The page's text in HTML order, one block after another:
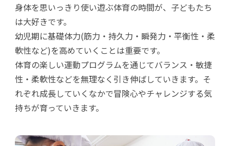
身体を思いっきり使い遊ぶ体育の時間が、子どもたち
は大好きです。
幼児期に基礎体力(筋力・持久力・瞬発力・平衡性・柔
軟性など)を高めていくことは重要です。
体育の楽しい運動プログラムを通じてバランス・敏捷
性・柔軟性などを無理なく引き伸ばしていきます。そ
れぞれ成長していくなかで冒険心やチャレンジする気
持ちが育っていきます。